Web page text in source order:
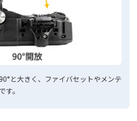
と大きく、ファイバセットやメンテ
す。